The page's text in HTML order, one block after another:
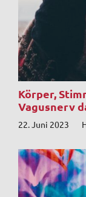
Körper,
Vagusnerv
22. Juni 2023